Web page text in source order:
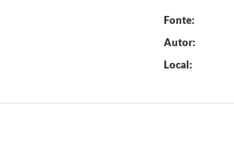
Fonte:
Autor:
Local: